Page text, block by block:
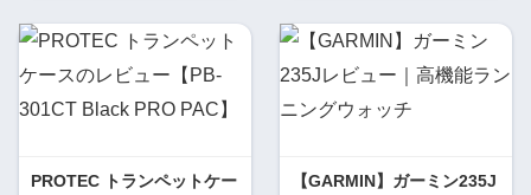
PROTEC トランペットケー
【GARMIN】ガーミン235J